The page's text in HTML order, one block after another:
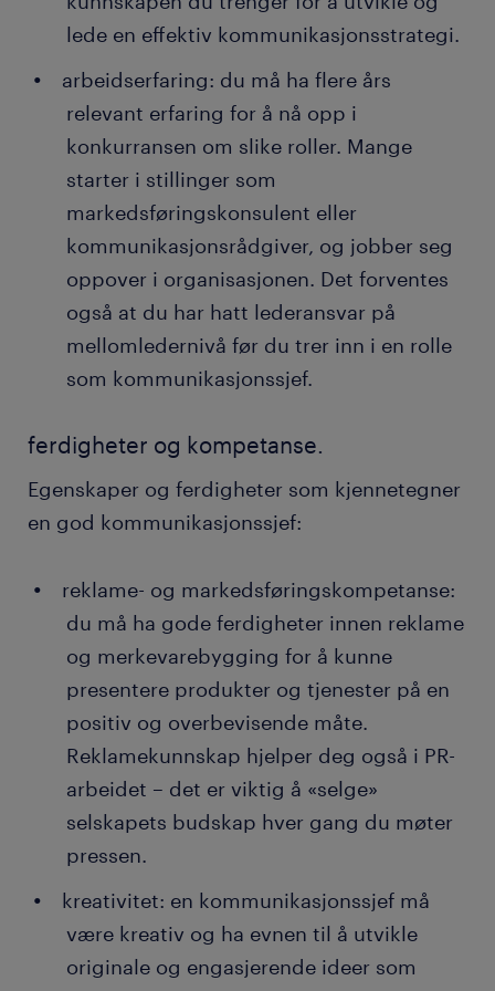
koordinerer deltakelse på eksterne
Forberede krisehåndtering: hvis selskapet
opplever en mediekrise, må du ha en plan klar
for hvordan situasjonen skal håndteres. Du
styrer informasjonsflyten både internt og
eksternt for å minimere skadeomfanget.
lede en effektiv kommunikasjonsstrategi.
arbeidserfaring: du må ha flere års
relevant erfaring for å nå opp i
konkurransen om slike roller. Mange
starter i stillinger som
markedsføringskonsulent eller
kommunikasjonsrådgiver, og jobber seg
oppover i organisasjonen. Det forventes
også at du har hatt lederansvar på
mellomledernivå før du trer inn i en rolle
som kommunikasjonssjef.
ferdigheter og kompetanse.
Egenskaper og ferdigheter som kjennetegner
en god kommunikasjonssjef:
reklame- og markedsføringskompetanse:
du må ha gode ferdigheter innen reklame
og merkevarebygging for å kunne
presentere produkter og tjenester på en
positiv og overbevisende måte.
Reklamekunnskap hjelper deg også i PR-
arbeidet – det er viktig å «selge»
selskapets budskap hver gang du møter
pressen.
kreativitet: en kommunikasjonssjef må
være kreativ og ha evnen til å utvikle
originale og engasjerende ideer som